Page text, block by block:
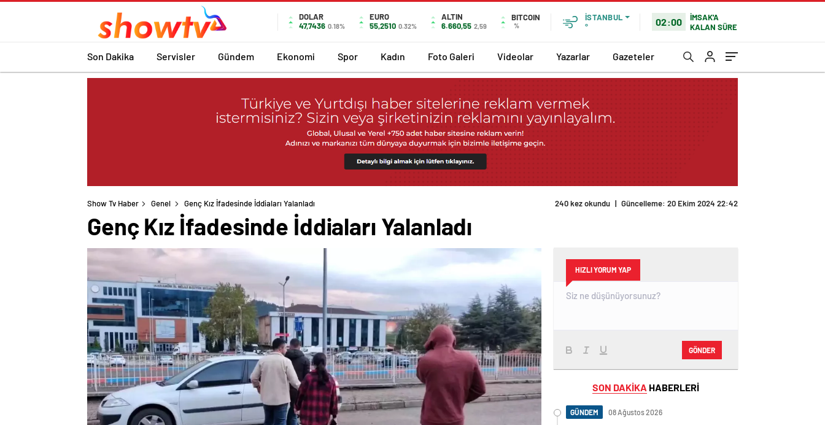
DOLAR
47,7436 0.18%
EURO
55,2510 0.32%
ALTIN
6.660,55 2,59
BITCOIN
%
İSTANBUL
°
02:00
İMSAK'A
KALAN SÜRE
Son Dakika Servisler Gündem Ekonomi Spor Kadın Foto Galeri Videolar Yazarlar Gazeteler
Show Tv Haber Genel Genç Kız İfadesinde İddiaları Yalanladı
Genç Kız İfadesinde İddiaları Yalanladı
HIZLI YORUM YAP
GÖNDER
SON DAKİKA HABERLERİ
GÜNDEM 08 Ağustos 2026